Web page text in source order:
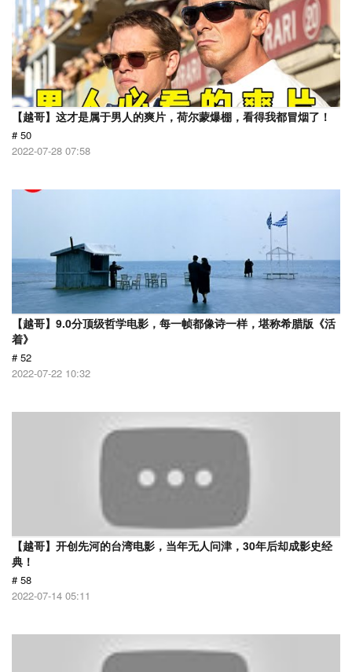
【越哥】这才是属于男人的爽片，荷尔蒙爆棚，看得我都冒烟了！
# 50
2022-07-28 07:58
【越哥】9.0分顶级哲学电影，每一帧都像诗一样，堪称希腊版《活
着》
# 52
2022-07-22 10:32
【越哥】开创先河的台湾电影，当年无人问津，30年后却成影史经
典！
# 58
2022-07-14 05:11